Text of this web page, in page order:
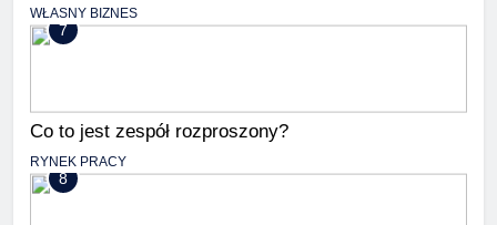
WŁASNY BIZNES
7
Co to jest zespół rozproszony?
RYNEK PRACY
8